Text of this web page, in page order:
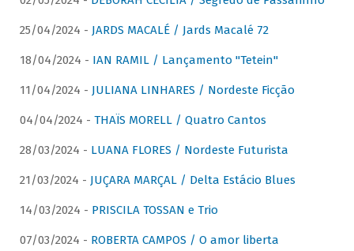
25/04/2024 - JARDS MACALÉ / Jards Macalé 72
18/04/2024 - IAN RAMIL / Lançamento "Tetein"
11/04/2024 - JULIANA LINHARES / Nordeste Ficção
04/04/2024 - THAÏS MORELL / Quatro Cantos
28/03/2024 - LUANA FLORES / Nordeste Futurista
21/03/2024 - JUÇARA MARÇAL / Delta Estácio Blues
14/03/2024 - PRISCILA TOSSAN e Trio
07/03/2024 - ROBERTA CAMPOS / O amor liberta